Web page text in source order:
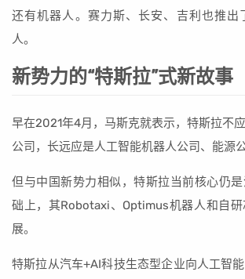
还有机器人。赛力斯、长安、吉利也推出
人。
新势力的“特斯拉”式新故事
早在2021年4月，马斯克就表示，特斯拉不
公司，长远应是人工智能机器人公司、能源公
但与中国新势力相似，特斯拉当前核心仍
础上，其Robotaxi、Optimus机器人和自
展。
特斯拉从汽车+AI科技生态型企业向人工智